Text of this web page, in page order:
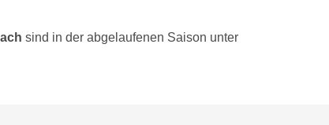
sind in der abgelaufenen Saison unter